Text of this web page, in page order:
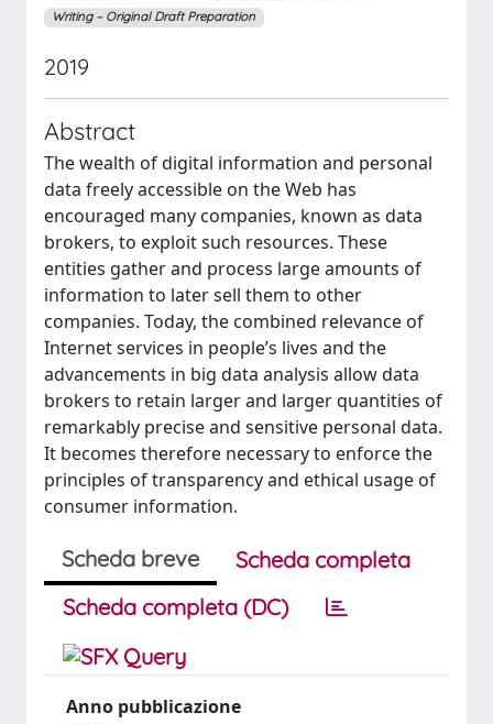
Writing – Original Draft Preparation
2019
Abstract
The wealth of digital information and personal
data freely accessible on the Web has
encouraged many companies, known as data
brokers, to exploit such resources. These
entities gather and process large amounts of
information to later sell them to other
companies. Today, the combined relevance of
Internet services in people’s lives and the
advancements in big data analysis allow data
brokers to retain larger and larger quantities of
remarkably precise and sensitive personal data.
It becomes therefore necessary to enforce the
principles of transparency and ethical usage of
consumer information.
Scheda breve
Scheda completa
Scheda completa (DC)
Anno pubblicazione